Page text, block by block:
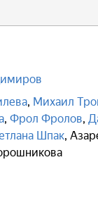
, Михаил
, Фрол Фролов,
Шпак,